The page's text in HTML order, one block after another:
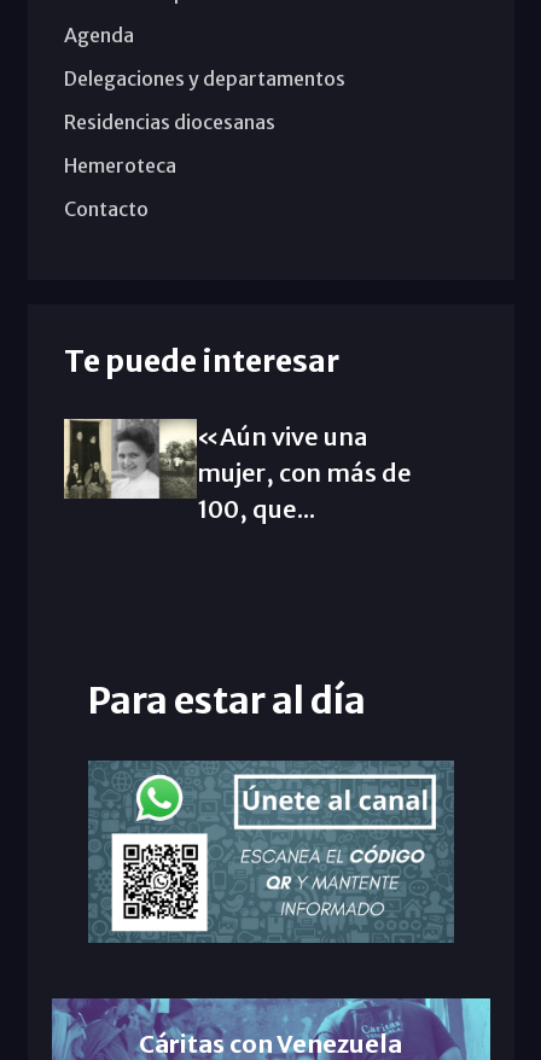
Agenda
Delegaciones y departamentos
Residencias diocesanas
Hemeroteca
Contacto
Te puede interesar
«Aún vive una
mujer, con más de
100, que...
Para estar al día
Cáritas con Venezuela